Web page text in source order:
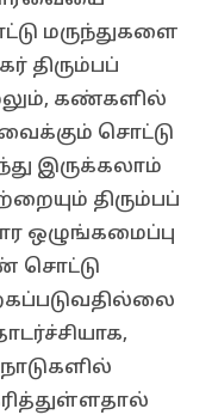
மருந்துகளை
திரும்பப்
கண்களில்
சொட்டு
இருக்கலாம்
திரும்பப்
ஒழுங்கமைப்பு
சொட்டு